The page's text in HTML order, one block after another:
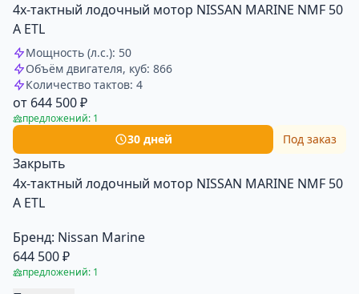
4х-тактный лодочный мотор NISSAN MARINE NMF 50
A ETL
Мощность (л.с.): 50
Объём двигателя, куб: 866
Количество тактов: 4
от 644 500 ₽
предложений: 1
30 дней Под заказ
Закрыть
4х-тактный лодочный мотор NISSAN MARINE NMF 50
A ETL
Бренд: Nissan Marine
644 500 ₽
предложений: 1